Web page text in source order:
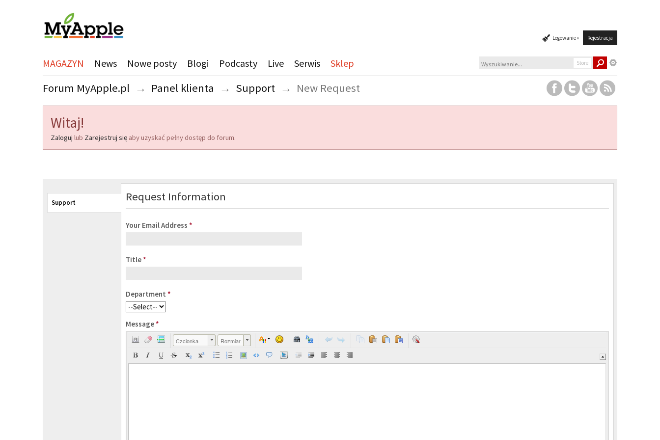
Logowanie » Rejestracja
MAGAZYN News Nowe posty Blogi Podcasty Live Serwis Sklep Store
Forum MyApple.pl → Panel klienta → Support → New Request
Witaj!
Zaloguj lub Zarejestruj się aby uzyskać pełny dostęp do forum.
Support Request Information
Your Email Address *
Title *
Department *
Message *
Czcionka Rozmiar